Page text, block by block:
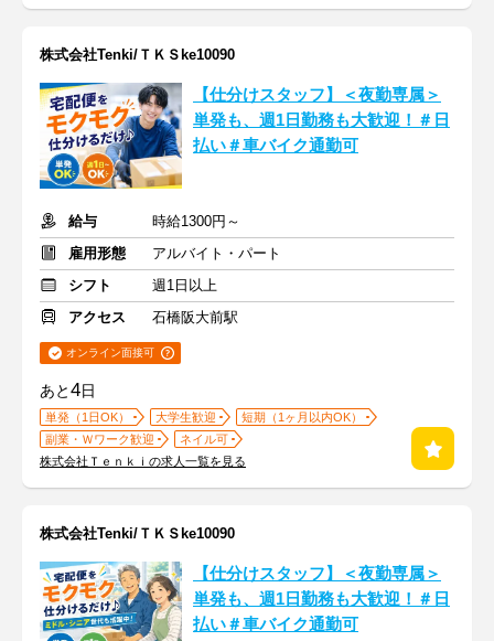
株式会社Tenki/ＴＫＳke10090
【仕分けスタッフ】＜夜勤専属＞
単発も、週1日勤務も大歓迎！＃日
払い＃車バイク通勤可
給与
時給1300円～
雇用形態
アルバイト・パート
シフト
週1日以上
アクセス
石橋阪大前駅
オンライン面接可
あと4日
単発（1日OK） 大学生歓迎
短期（1ヶ月以内OK）
副業・Ｗワーク歓迎
ネイル可
株式会社Ｔｅｎｋｉの求人一覧を見る
株式会社Tenki/ＴＫＳke10090
【仕分けスタッフ】＜夜勤専属＞
単発も、週1日勤務も大歓迎！＃日
払い＃車バイク通勤可